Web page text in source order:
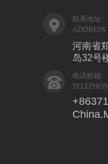

联系地址
ADDRESS
河南省
岛32号

电话邮箱